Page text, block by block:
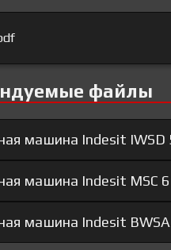
файлы
машина Indesit IWSD
машина Indesit MSC
машина Indesit